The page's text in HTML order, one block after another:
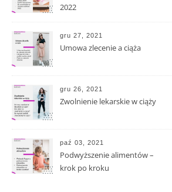
2022
gru 27, 2021
Umowa zlecenie a ciąża
gru 26, 2021
Zwolnienie lekarskie w ciąży
paź 03, 2021
Podwyższenie alimentów –
krok po kroku